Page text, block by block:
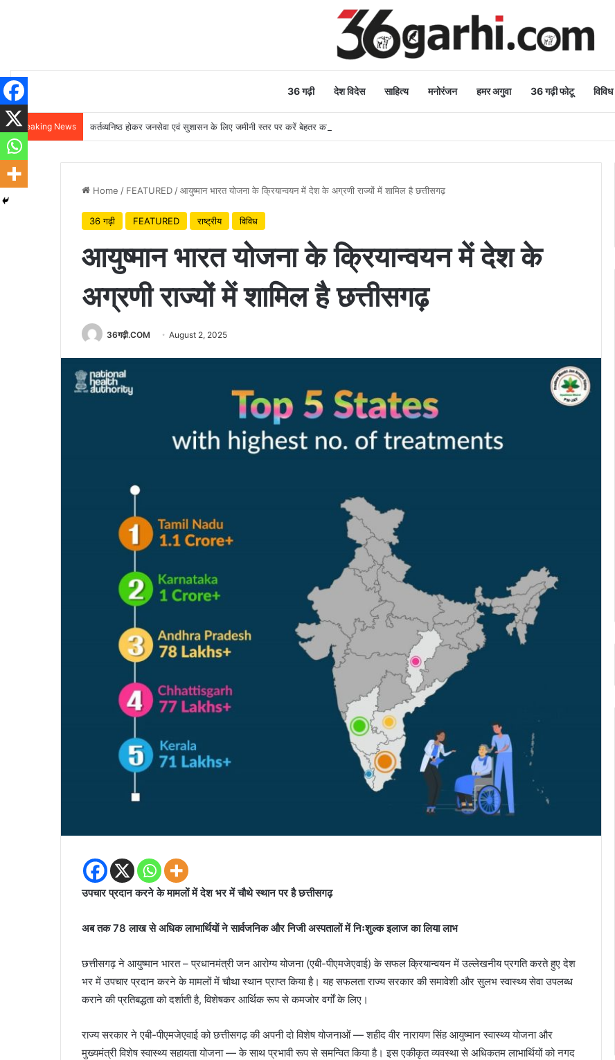
36 गढ़ी देश विदेस साहित्य मनोरंजन हमर अगुवा 36 गढ़ी फोटू विविध
Breaking News कर्तव्यनिष्ठ होकर जनसेवा एवं सुशासन के लिए जमीनी स्तर पर करें बेहतर कार्य: मुख्यमंत्री
Home / FEATURED /आयुष्मान भारत योजना के क्रियान्वयन में देश के अग्रणी राज्यों में शामिल है छत्तीसगढ़
36 गढ़ी FEATURED राष्ट्रीय विविध
आयुष्मान भारत योजना के क्रियान्वयन में देश के
अग्रणी राज्यों में शामिल है छत्तीसगढ़
36गढ़ी.COM August 2, 2025
उपचार प्रदान करने के मामलों में देश भर में चौथे स्थान पर है छत्तीसगढ़
अब तक 78 लाख से अधिक लाभार्थियों ने सार्वजनिक और निजी अस्पतालों में निःशुल्क इलाज का लिया लाभ
छत्तीसगढ़ ने आयुष्मान भारत – प्रधानमंत्री जन आरोग्य योजना (एबी-पीएमजेएवाई) के सफल क्रियान्वयन में उल्लेखनीय प्रगति करते हुए देश
भर में उपचार प्रदान करने के मामलों में चौथा स्थान प्राप्त किया है। यह सफलता राज्य सरकार की समावेशी और सुलभ स्वास्थ्य सेवा उपलब्ध
कराने की प्रतिबद्धता को दर्शाती है, विशेषकर आर्थिक रूप से कमजोर वर्गों के लिए।
राज्य सरकार ने एबी-पीएमजेएवाई को छत्तीसगढ़ की अपनी दो विशेष योजनाओं — शहीद वीर नारायण सिंह आयुष्मान स्वास्थ्य योजना और
मुख्यमंत्री विशेष स्वास्थ्य सहायता योजना — के साथ प्रभावी रूप से समन्वित किया है। इस एकीकृत व्यवस्था से अधिकतम लाभार्थियों को नगद